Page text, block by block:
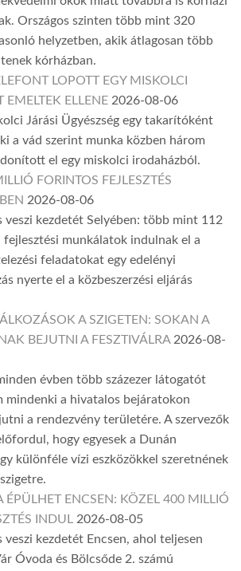
Országos szinten több mint 320
helyzetben, akik átlagosan több
kórházban.
LOPOTT EGY MISKOLCI
EMELTEK ELLENE 2026-08-06
Járási Ügyészség egy takarítóként
a vád szerint munka közben három
el egy miskolci irodaházból.
FORINTOS FEJLESZTÉS
2026-08-06
veszi kezdetét Selyében: több mint 112
munkálatok indulnak el a
feladatokat egy edelényi
nyerte el a közbeszerzési eljárás
A SZIGETEN: SOKAN A
BEJUTNI A FESZTIVÁLRA 2026-08-
évben több százezer látogatót
mindenki a hivatalos bejáratokon
a rendezvény területére. A szervezők
hogy egyesek a Dunán
különféle vízi eszközökkel szeretnének
ENCSEN: KÖZEL 400 MILLIÓ
INDUL 2026-08-05
veszi kezdetét Encsen, ahol teljesen
Óvoda és Bölcsőde 2. számú